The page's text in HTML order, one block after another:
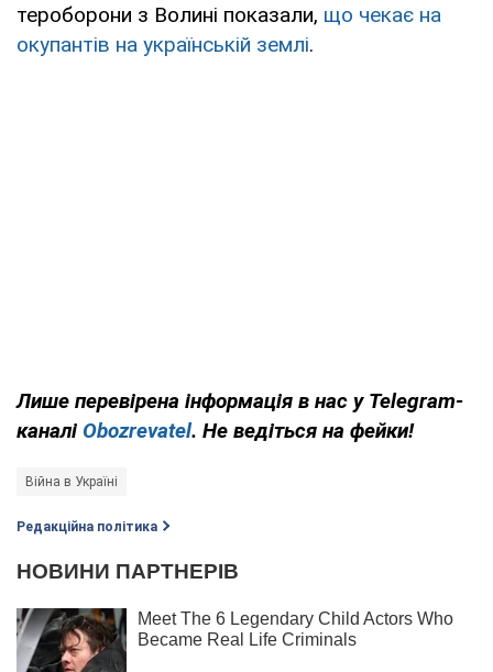
тероборони з Волині показали, що чекає на
окупантів на українській землі.
Лише перевірена інформація в нас у Telegram-
каналі Obozrevatel. Не ведіться на фейки!
Війна в Україні
Редакційна політика